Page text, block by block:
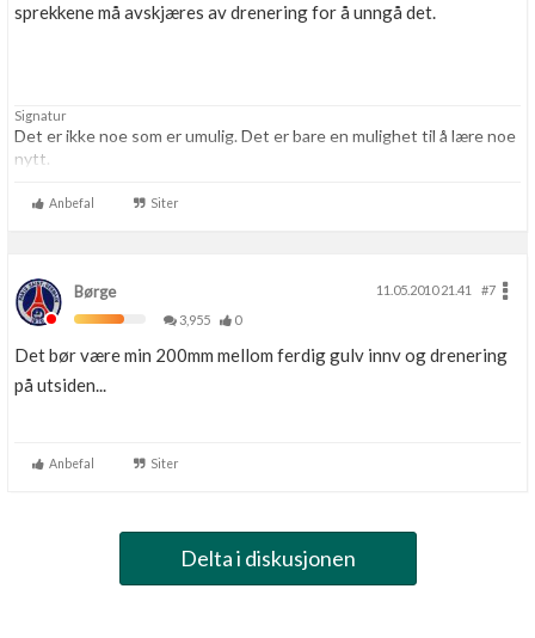
sprekkene må avskjæres av drenering for å unngå det.
Signatur
Det er ikke noe som er umulig. Det er bare en mulighet til å lære noe
nytt.
Anbefal Siter
Børge 11.05.2010 21.41
#7
3,955
0
Det bør være min 200mm mellom ferdig gulv innv og drenering
på utsiden...
Anbefal Siter
Delta i diskusjonen